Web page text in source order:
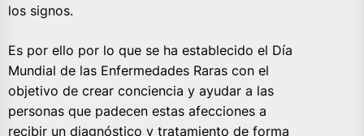
los signos.
Es por ello por lo que se ha establecido el Día
Mundial de las Enfermedades Raras con el
objetivo de crear conciencia y ayudar a las
personas que padecen estas afecciones a
recibir un diagnóstico y tratamiento de forma